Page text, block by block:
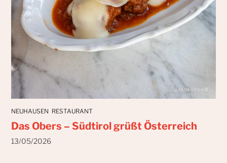
NEUHAUSEN RESTAURANT
Das Obers – Südtirol grüßt Österreich
13/05/2026